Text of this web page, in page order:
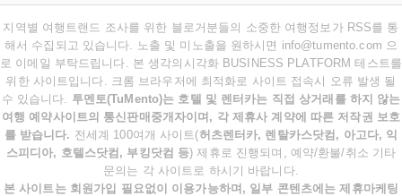
지역별 여행트랜드 조사를 위한 블로거분들의 소중한 여행정보가 RSS를 통
해서 수집되고 있습니다. 노출 및 미노출을 원하시면 info@tumento.com 으
로 이메일 부탁드립니다. 본 생각의시각화 BUSINESS PLATFORM 테스트를
위한 사이트입니다. 크롬 브라우저에 최적화로 사이트 접속시 오류 발생 될
수 있습니다. 투멘토(TuMento)는 호텔 및 렌터카는 직접 상거래를 하지 않는
여행 예약사이트의 통신판매중개자이며, 각 제휴사 계약에 따른 저작권 보호
를 받습니다. 전세계 100여개 사이트(허츠렌터카, 렌탈카스닷컴, 아고다, 익
스피디아, 호텔스닷컴, 부킹닷컴 등) 제휴로 진행되며, 예약/환불/취소 기타
문의는 각 사이트로 하시기 바랍니다.
본 사이트는 회원가입 필요없이 이용가능하며, 일부 콘텐츠에는 제휴마케팅